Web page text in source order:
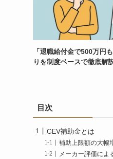
「退職給付金で500万円
りを制度ベースで徹底解
目次
CEV補助金とは
補助上限額の大幅
メーカー評価によ